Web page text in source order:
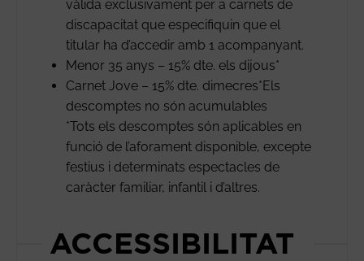
vàlida exclusivament per a carnets de
discapacitat que especifiquin que el
titular ha d’accedir amb 1 acompanyant.
Menor 35 anys – 15% dte. els dijous*
Carnet Jove – 15% dte. dimecres*Els
descomptes no són acumulables
*Tots els descomptes són aplicables en
funció de l’aforament disponible, excepte
festius i determinats espectacles de
caràcter familiar, infantil i d’altres.
ACCESSIBILITAT